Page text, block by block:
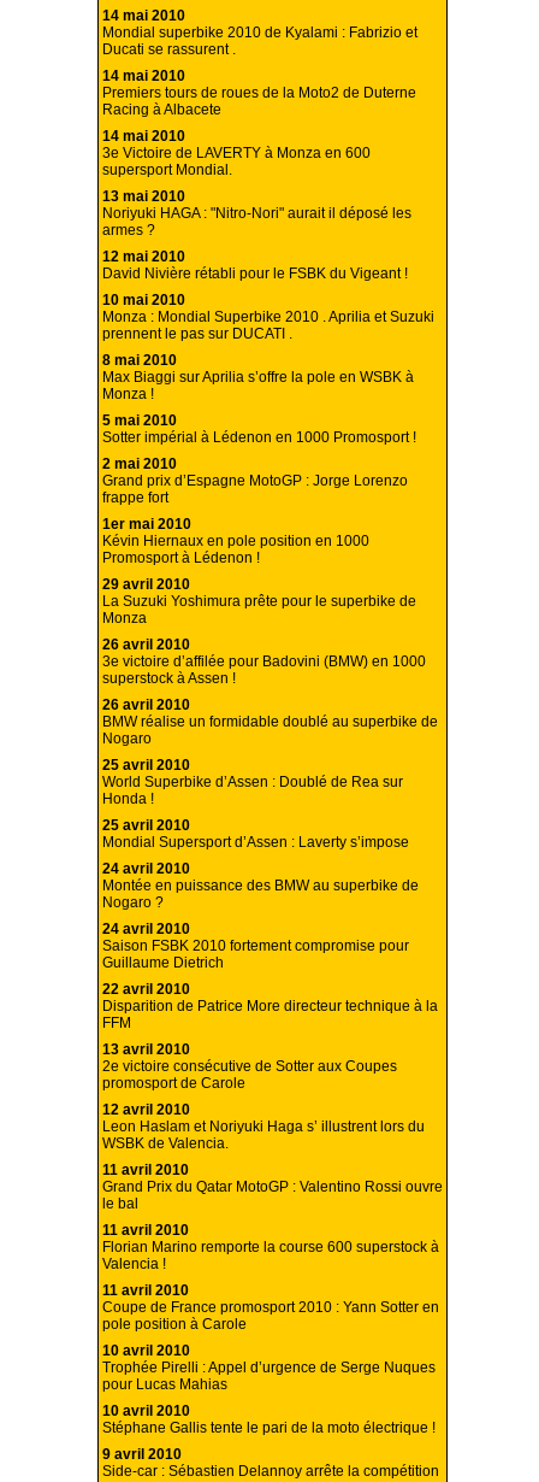
14 mai 2010
Mondial superbike 2010 de Kyalami : Fabrizio et
Ducati se rassurent .
14 mai 2010
Premiers tours de roues de la Moto2 de Duterne
Racing à Albacete
14 mai 2010
3e Victoire de LAVERTY à Monza en 600
supersport Mondial.
13 mai 2010
Noriyuki HAGA : "Nitro-Nori" aurait il déposé les
armes ?
12 mai 2010
David Nivière rétabli pour le FSBK du Vigeant !
10 mai 2010
Monza : Mondial Superbike 2010 . Aprilia et Suzuki
prennent le pas sur DUCATI .
8 mai 2010
Max Biaggi sur Aprilia s’offre la pole en WSBK à
Monza !
5 mai 2010
Sotter impérial à Lédenon en 1000 Promosport !
2 mai 2010
Grand prix d’Espagne MotoGP : Jorge Lorenzo
frappe fort
1er mai 2010
Kévin Hiernaux en pole position en 1000
Promosport à Lédenon !
29 avril 2010
La Suzuki Yoshimura prête pour le superbike de
Monza
26 avril 2010
3e victoire d’affilée pour Badovini (BMW) en 1000
superstock à Assen !
26 avril 2010
BMW réalise un formidable doublé au superbike de
Nogaro
25 avril 2010
World Superbike d’Assen : Doublé de Rea sur
Honda !
25 avril 2010
Mondial Supersport d’Assen : Laverty s’impose
24 avril 2010
Montée en puissance des BMW au superbike de
Nogaro ?
24 avril 2010
Saison FSBK 2010 fortement compromise pour
Guillaume Dietrich
22 avril 2010
Disparition de Patrice More directeur technique à la
FFM
13 avril 2010
2e victoire consécutive de Sotter aux Coupes
promosport de Carole
12 avril 2010
Leon Haslam et Noriyuki Haga s’ illustrent lors du
WSBK de Valencia.
11 avril 2010
Grand Prix du Qatar MotoGP : Valentino Rossi ouvre
le bal
11 avril 2010
Florian Marino remporte la course 600 superstock à
Valencia !
11 avril 2010
Coupe de France promosport 2010 : Yann Sotter en
pole position à Carole
10 avril 2010
Trophée Pirelli : Appel d’urgence de Serge Nuques
pour Lucas Mahias
10 avril 2010
Stéphane Gallis tente le pari de la moto électrique !
9 avril 2010
Side-car : Sébastien Delannoy arrête la compétition